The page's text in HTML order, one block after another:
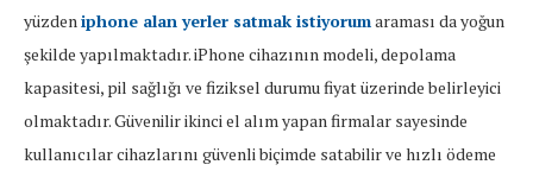
yüzden iphone alan yerler satmak istiyorumaraması da yoğun
şekilde yapılmaktadır. iPhone cihazının modeli, depolama
kapasitesi, pil sağlığı ve fiziksel durumu fiyat üzerinde belirleyici
olmaktadır. Güvenilir ikinci el alım yapan firmalar sayesinde
kullanıcılar cihazlarını güvenli biçimde satabilir ve hızlı ödeme